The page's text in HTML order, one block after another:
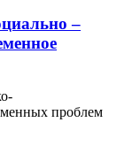
–
проблем